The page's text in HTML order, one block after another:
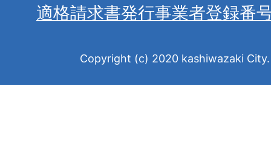
適格請求書発行事業者登録番
Copyright (c) 2020 kashiwazaki